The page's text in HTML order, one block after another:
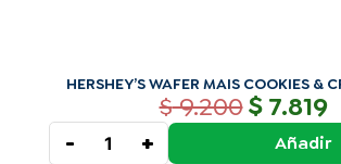
HERSHEY’S WAFER MAIS COOKIES &
$9.200$7.819
- + Añadir